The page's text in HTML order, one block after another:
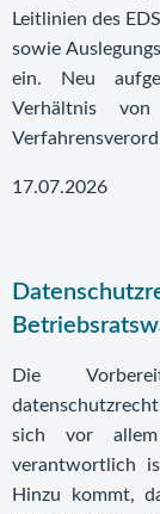
Leitlinien des
sowie
ein. Neu
Verhältnis
17.07.2026
Die
sich vor allem
verantwortlich
Hinzu kommt,